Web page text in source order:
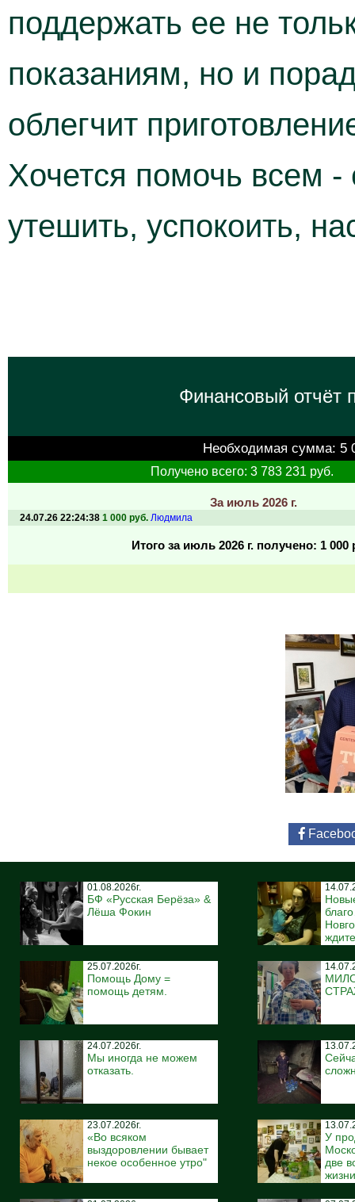
поддержать ее не
показаниям, но и
облегчит
Хочется помочь всем
утешить, успокоить,
Финансовый отчёт
Необходимая сумма: 5
Получено всего: 3 783 231 руб.
За июль 2026 г.
24.07.26 22:24:38 1 000 руб. Людмила
Итого за июль 2026 г. получено: 1 000
01.08.2026г.
БФ «Русская Берёза» &
Лёша Фокин
25.07.2026г.
Помощь Дому =
помощь детям.
24.07.2026г.
Мы иногда не можем
отказать.
23.07.2026г.
«Во всяком
выздоровлении бывает
некое особенное утро"
У
две
жизни